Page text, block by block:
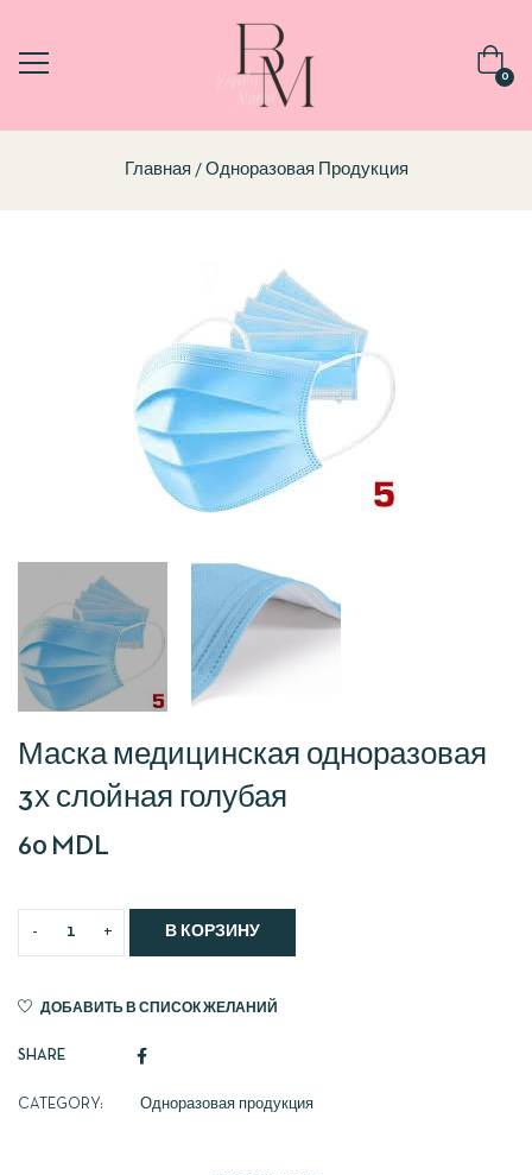
0
Главная Одноразовая Продукция
Маска медицинская одноразовая
3х слойная голубая
60 MDL
В КОРЗИНУ
ДОБАВИТЬ В СПИСОК ЖЕЛАНИЙ
SHARE
CATEGORY: Одноразовая продукция